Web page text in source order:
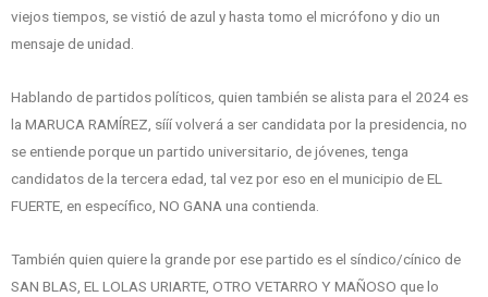
viejos tiempos, se vistió de azul y hasta tomo el micrófono y dio un
mensaje de unidad.
Hablando de partidos políticos, quien también se alista para el 2024 es
la MARUCA RAMÍREZ, sííí volverá a ser candidata por la presidencia, no
se entiende porque un partido universitario, de jóvenes, tenga
candidatos de la tercera edad, tal vez por eso en el municipio de EL
FUERTE, en específico, NO GANA una contienda.
También quien quiere la grande por ese partido es el síndico/cínico de
SAN BLAS, EL LOLAS URIARTE, OTRO VETARRO Y MAÑOSO que lo